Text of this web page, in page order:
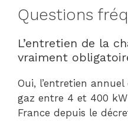
Questions
L’entretien de la
vraiment
Oui, l’entretien
gaz entre 4 et 400
France depuis le